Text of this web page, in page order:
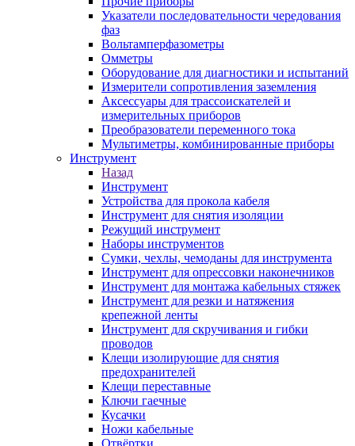
Указатели последовательности чередования
фаз
Вольтамперфазометры
Омметры
Оборудование для диагностики и испытаний
Измерители сопротивления заземления
Аксессуары для трассоискателей и
измерительных приборов
Преобразователи переменного тока
Мультиметры, комбинированные приборы
Инструмент
Назад
Инструмент
Устройства для прокола кабеля
Инструмент для снятия изоляции
Режущий инструмент
Наборы инструментов
Сумки, чехлы, чемоданы для инструмента
Инструмент для опрессовки наконечников
Инструмент для монтажа кабельных стяжек
Инструмент для резки и натяжения
крепежной ленты
Инструмент для скручивания и гибки
проводов
Клещи изолирующие для снятия
предохранителей
Клещи переставные
Ключи гаечные
Кусачки
Ножи кабельные
Отвёртки